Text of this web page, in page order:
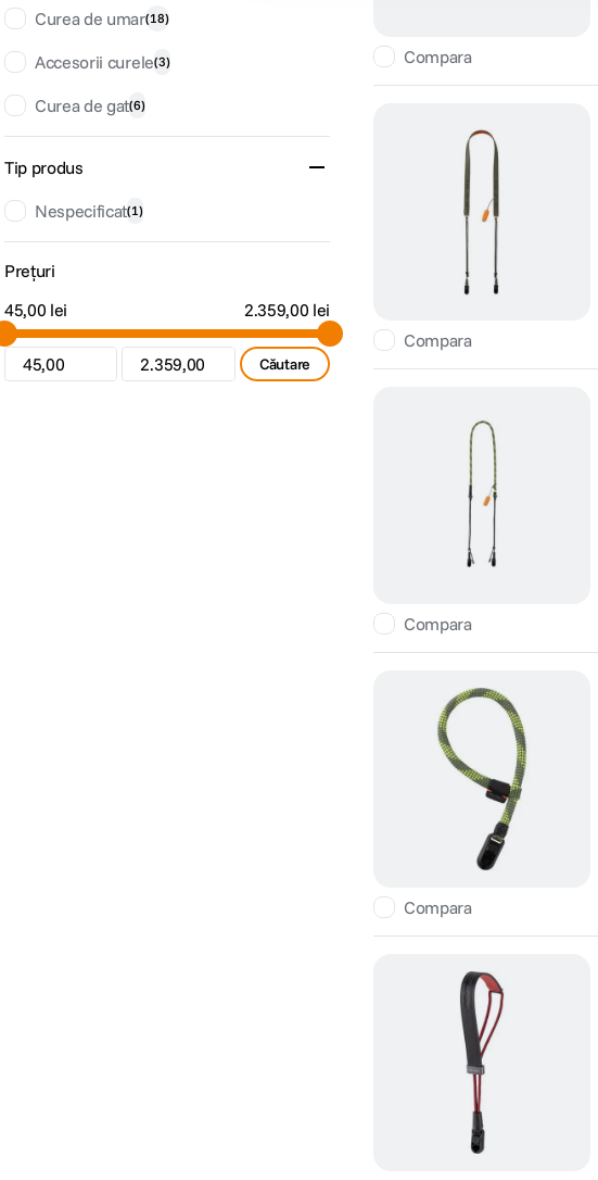
Curea de umar(18)
Accesorii curele(3)
Curea de gat(6)
Tip produs
Nespecificat(1)
Prețuri
Căutare
45,00 lei 2.359,00 lei
Compara
Compara
Compara
Compara